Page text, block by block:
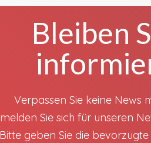
Bleiben
Verpassen Sie keine News
melden Sie sich für unseren
Bitte geben Sie die